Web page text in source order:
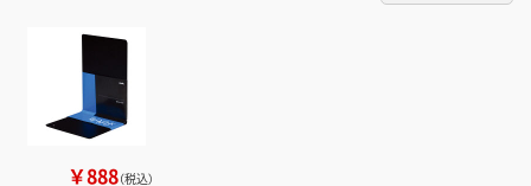
￥888（税込）